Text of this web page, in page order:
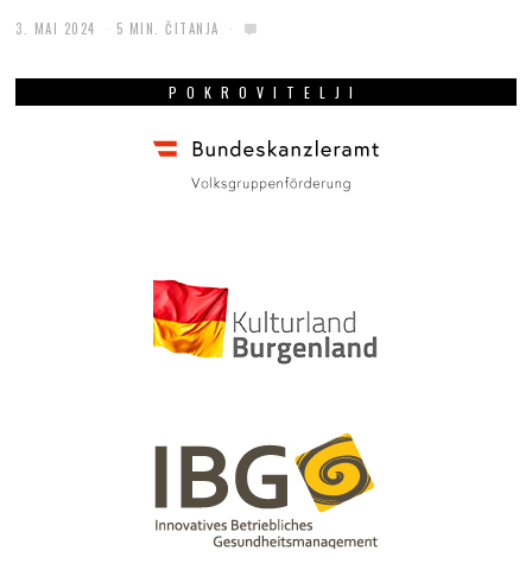
3. MAI 2024 5 MIN. ČITANJA
POKROVITELJI